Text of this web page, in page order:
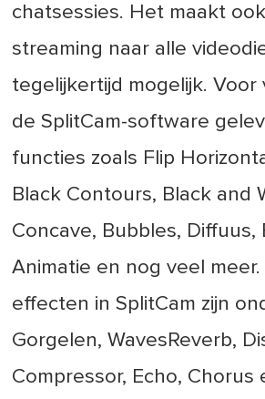
chatsessies. Het maakt
streaming naar alle
tegelijkertijd mogelijk. Voor
de SplitCam-software
functies zoals Flip
Black Contours, Black and
Concave, Bubbles, Diffuus,
Animatie en nog veel meer.
effecten in SplitCam zijn
Gorgelen, WavesReverb,
Compressor, Echo, Chorus